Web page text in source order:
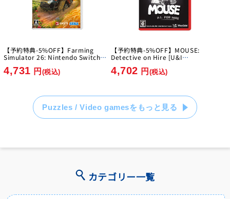
【予約特典-5%OFF】Farming
Simulator 26: Nintendo Switch
[Switch]
4,731 円 (税込)
【予約特典-5%OFF】MOUSE:
Detective on Hire [U&I
4,702 円 (税込)
Puzzles / Video gamesをもっと見る
カテゴリー一覧